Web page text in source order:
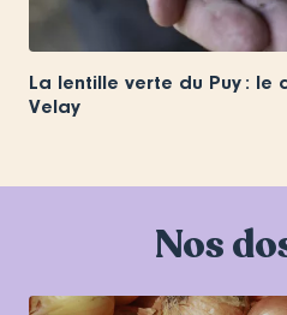
La lentille verte du Puy : le
Velay
Nos